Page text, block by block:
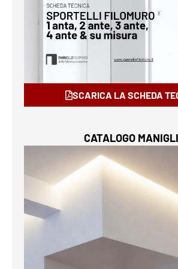
SCARICA LA SCHEDA
CATALOGO